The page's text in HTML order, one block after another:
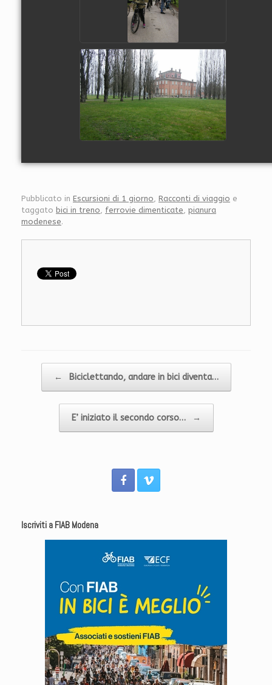
Pubblicato in Escursioni di 1 giorno, Racconti di viaggio e
taggato bici in treno, ferrovie dimenticate, pianura
modenese.
←
Biciclettando, andare in bici diventa…
E’ iniziato il secondo corso… →
Iscriviti a FIAB Modena